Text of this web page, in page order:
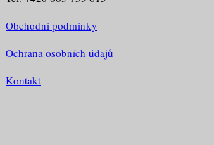
Obchodní podmínky
Ochrana osobních údajů
Kontakt